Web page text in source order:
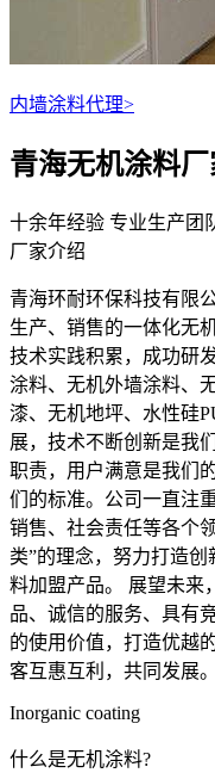
内墙涂料代理>
青海无机涂料厂
十余年经验 专业生产团
厂家介绍
青海环耐环保科技有限
生产、销售的一体化无
技术实践积累，成功研
涂料、无机外墙涂料、
漆、无机地坪、水性硅
展，技术不断创新是我
职责，用户满意是我们
们的标准。公司一直注
销售、社会责任等各个
类”的理念，努力打造
料加盟产品。 展望未来
品、诚信的服务、具有
的使用价值，打造优越
客互惠互利，共同发展
Inorganic coating
什么是无机涂料?